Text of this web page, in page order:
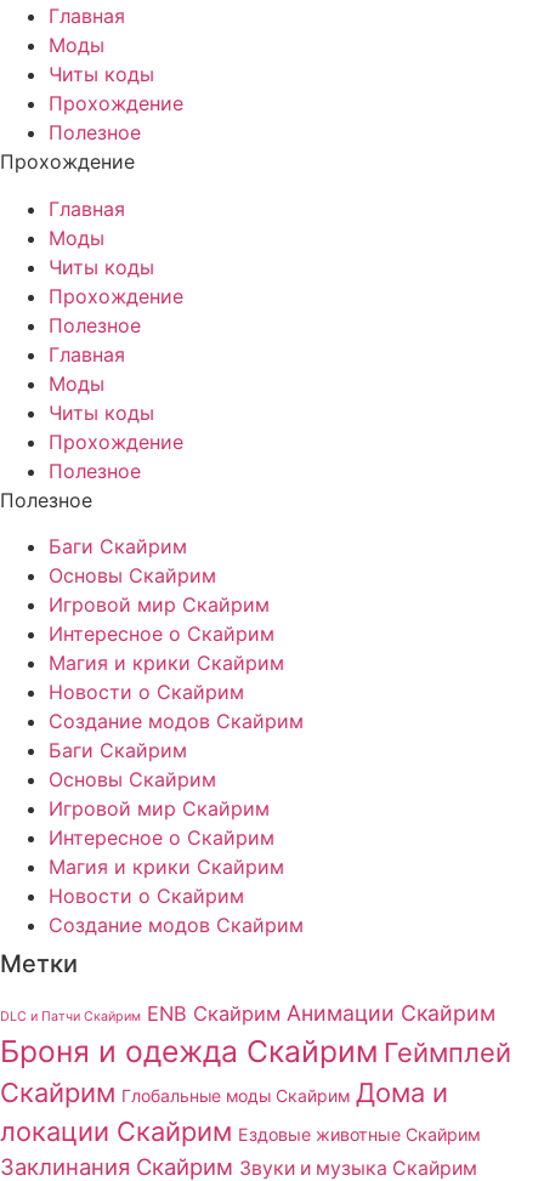
Главная
Моды
Читы коды
Прохождение
Полезное
Прохождение
Главная
Моды
Читы коды
Прохождение
Полезное
Главная
Моды
Читы коды
Прохождение
Полезное
Полезное
Баги Скайрим
Основы Скайрим
Игровой мир Скайрим
Интересное о Скайрим
Магия и крики Скайрим
Новости о Скайрим
Создание модов Скайрим
Баги Скайрим
Основы Скайрим
Игровой мир Скайрим
Интересное о Скайрим
Магия и крики Скайрим
Новости о Скайрим
Создание модов Скайрим
Метки
DLC и Патчи Скайрим ENB Скайрим Анимации Скайрим
Броня и одежда Скайрим Геймплей
Скайрим Глобальные моды Скайрим Дома и
локации Скайрим Ездовые животные Скайрим
Заклинания Скайрим Звуки и музыка Скайрим